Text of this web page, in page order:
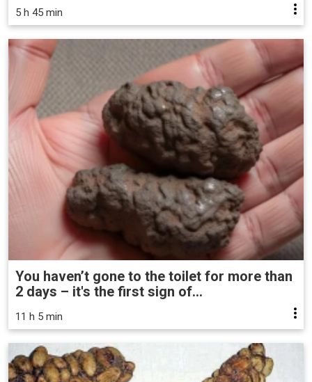
5 h 45 min
You haven’t gone to the toilet for more than
2 days – it's the first sign of...
11 h 5 min